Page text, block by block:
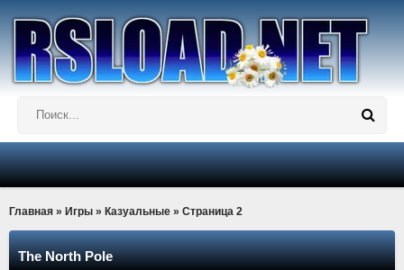
Главная » Игры » Казуальные » Страница 2
The North Pole